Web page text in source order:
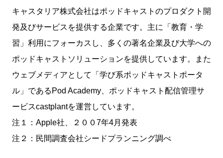
キャスタリア株式会社はポッドキャストのプロダクト開
発及びサービスを提供する企業です。主に「教育・学
習」利用にフォーカスし、多くの著名企業及び大学への
ポッドキャストソリューションを提供しています。また
ウェブメディアとして「学び系ポッドキャストポータ
ル」であるPod Academy、ポッドキャスト配信管理サ
ービスcastplantを運営しています。
注１：Apple社、２００7年4月発表
注２：民間調査会社シードプランニング調べ